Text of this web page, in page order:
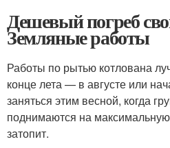
Дешевый погреб
Земляные работы
Работы по рытью котлована
конце лета — в августе или
заняться этим весной, когда
поднимаются на
затопит.